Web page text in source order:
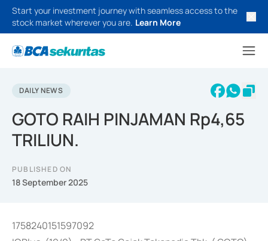
Start your investment journey with seamless access to the
stock market wherever you are. Learn More
DAILY NEWS
GOTO RAIH PINJAMAN Rp4,65
TRILIUN.
PUBLISHED ON
18 September 2025
1758240151597092